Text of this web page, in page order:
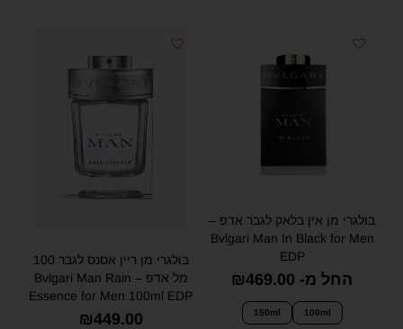
בולגרי מן אין בלאק לגבר אדפ –
Bvlgari Man In Black for Men
EDP
החל מ- ₪469.00
100ml
150ml
בולגרי מן ריין אסנס לגבר 100
מל אדפ – Bvlgari Man Rain
Essence for Men 100ml EDP
₪449.00